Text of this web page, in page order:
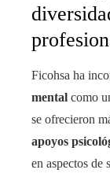
Ficohsa ha
mental como
se ofrecieron
apoyos
en aspectos de